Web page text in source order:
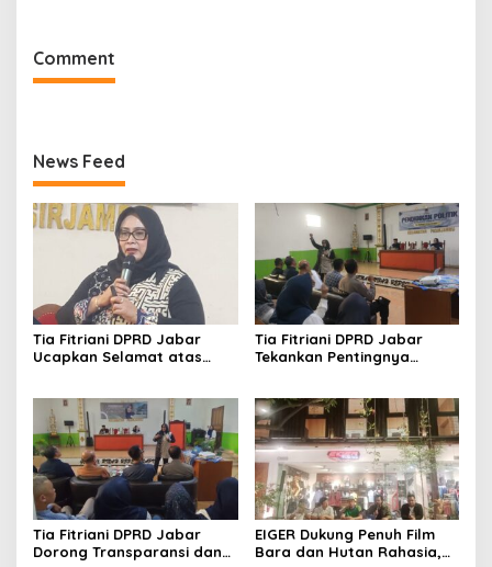
Comment
News Feed
Tia Fitriani DPRD Jabar
Ucapkan Selamat atas
Ketua IWP Jabar
Tia Fitriani DPRD Jabar
Tekankan Pentingnya
Kabupaten Bandung
Tia Fitriani DPRD Jabar
Dorong Transparansi dan
EIGER Dukung Penuh Film
Bara dan Hutan Rahasia,